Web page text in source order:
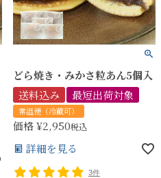
どら焼き・みかさ粒あん5個入
送料込み
最短出荷対象
常温便（冷蔵可）
価格¥2,950税込
詳細を見る
3件